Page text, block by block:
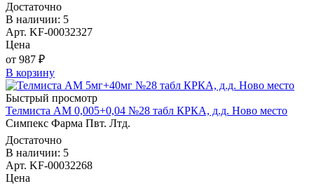
Достаточно
В наличии: 5
Арт. KF-00032327
Цена
от 987 ₽
В корзину
Быстрый просмотр
Телмиста АМ 0,005+0,04 №28 табл КРКА, д.д. Ново место
Симпекс Фарма Пвт. Лтд.
Достаточно
В наличии: 5
Арт. KF-00032268
Цена